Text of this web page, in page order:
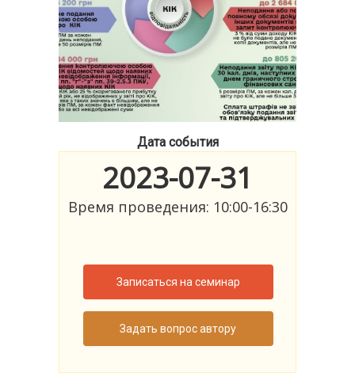
Дата события
2023-07-31
Время проведения: 10:00-16:30
Записаться на семинар
Задать вопрос автору